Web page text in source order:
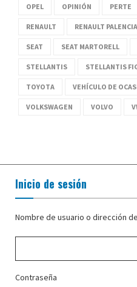
OPEL OPINIÓN PERTE
RENAULT RENAULT PALENCIA
SEAT SEAT MARTORELL
STELLANTIS STELLANTIS
TOYOTA VEHÍCULO DE
VOLKSWAGEN VOLVO
Inicio de sesión
Nombre de usuario o dirección
Contraseña